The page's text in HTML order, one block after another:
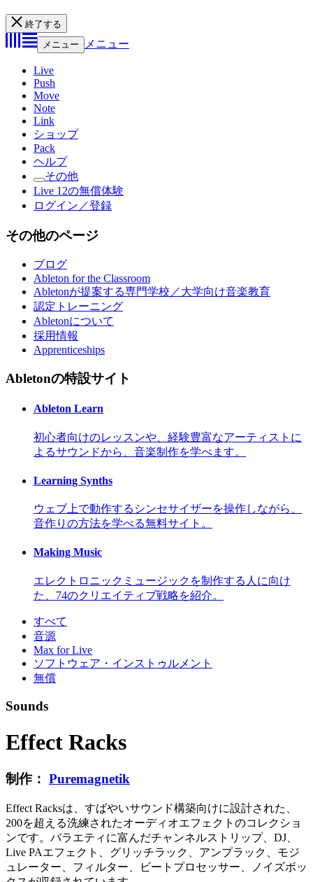
終了する
メニュー
メニュー
Live
Push
Move
Note
Link
ショップ
Pack
ヘルプ
その他
Live 12の無償体験
ログイン／登録
その他のページ
ブログ
Ableton for the Classroom
Abletonが提案する専門学校／大学向け音楽教育
認定トレーニング
Abletonについて
採用情報
Apprenticeships
Abletonの特設サイト
Ableton Learn
初心者向けのレッスンや、経験豊富なアーティストに
よるサウンドから、音楽制作を学べます。
Learning Synths
ウェブ上で動作するシンセサイザーを操作しながら、
音作りの方法を学べる無料サイト。
Making Music
エレクトロニックミュージックを制作する人に向け
た、74のクリエイティブ戦略を紹介。
すべて
音源
Max for Live
ソフトウェア・インストゥルメント
無償
Sounds
Effect Racks
制作： Puremagnetik
Effect Racksは、すばやいサウンド構築向けに設計された、
200を超える洗練されたオーディオエフェクトのコレクショ
ンです。バラエティに富んだチャンネルストリップ、DJ、
Live PAエフェクト、グリッチラック、アンプラック、モジ
ュレーター、フィルター、ビートプロセッサー、ノイズボッ